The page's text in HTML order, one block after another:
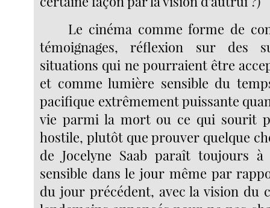
Le cinéma comme forme de
témoignages, réflexion sur des
situations qui ne pourraient être
et comme lumière sensible du
pacifique extrêmement puissante
vie parmi la mort ou ce qui sourit
hostile, plutôt que prouver quelque
de Jocelyne Saab paraît toujours
sensible dans le jour même par
du jour précédent, avec la vision du